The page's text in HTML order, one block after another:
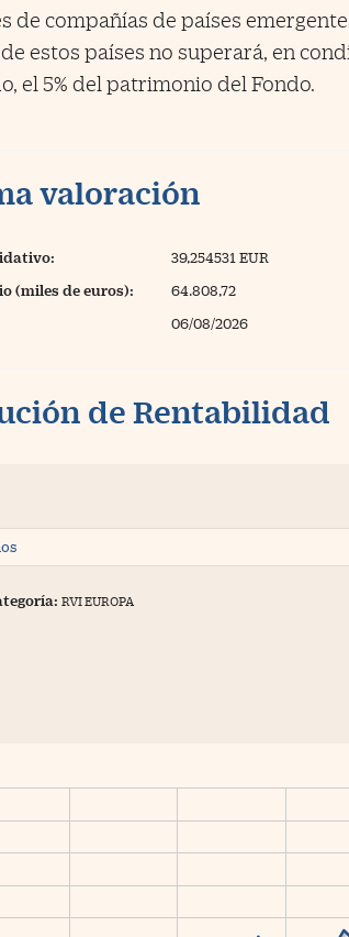
de compañías de países
estos países no superará, en
el 5% del patrimonio del Fondo.
valoración
39,254531 EUR
(miles de euros): 64.808,72
06/08/2026
de Rentabilidad
RVI EUROPA